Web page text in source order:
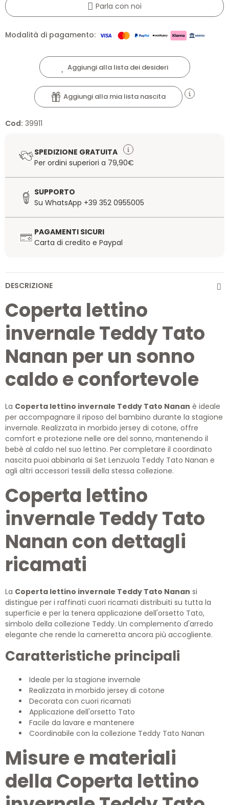
Parla con noi
Modalità di pagamento:
Aggiungi alla lista dei desideri
Aggiungi alla mia lista nascita
Cod: 39911
SPEDIZIONE GRATUITA
Per ordini superiori a 79,90€
SUPPORTO
Su WhatsApp +39 352 0955005
PAGAMENTI SICURI
Carta di credito e Paypal
DESCRIZIONE
Coperta lettino
invernale Teddy Tato
Nanan per un sonno
caldo e confortevole
La Coperta lettino invernale Teddy Tato Nanan è ideale
per accompagnare il riposo del bambino durante la stagione
invernale. Realizzata in morbido jersey di cotone, offre
comfort e protezione nelle ore del sonno, mantenendo il
bebè al caldo nel suo lettino. Per completare il coordinato
nascita puoi abbinarla ai Set Lenzuola Teddy Tato Nanan e
agli altri accessori tessili della stessa collezione.
Coperta lettino
invernale Teddy Tato
Nanan con dettagli
ricamati
La Coperta lettino invernale Teddy Tato Nanan si
distingue per i raffinati cuori ricamati distribuiti su tutta la
superficie e per la tenera applicazione dell'orsetto Tato,
simbolo della collezione Teddy. Un complemento d'arredo
elegante che rende la cameretta ancora più accogliente.
Caratteristiche principali
Ideale per la stagione invernale
Realizzata in morbido jersey di cotone
Decorata con cuori ricamati
Applicazione dell'orsetto Tato
Facile da lavare e mantenere
Coordinabile con la collezione Teddy Tato Nanan
Misure e materiali
della Coperta lettino